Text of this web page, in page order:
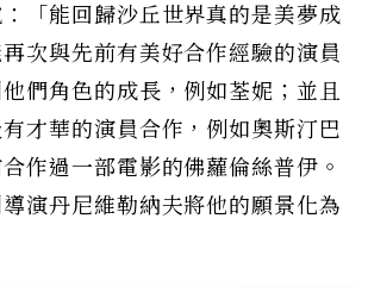
「能回歸沙丘世界真的是美夢成
次與先前有美好合作經驗的演員
們角色的成長，例如荃妮；並且
才華的演員合作，例如奧斯汀巴
作過一部電影的佛蘿倫絲普伊。
演丹尼維勒納夫將他的願景化為